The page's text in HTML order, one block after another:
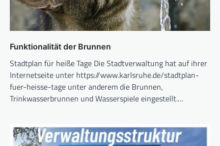
Funktionalität der Brunnen
Stadtplan für heiße Tage Die Stadtverwaltung hat auf ihrer
Internetseite unter https://www.karlsruhe.de/stadtplan-
fuer-heisse-tage unter anderem die Brunnen,
Trinkwasserbrunnen und Wasserspiele eingestellt.…